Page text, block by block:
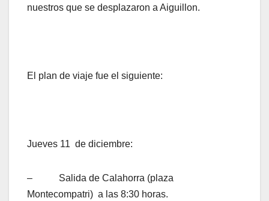
nuestros que se desplazaron a Aiguillon.
El plan de viaje fue el siguiente:
Jueves 11 de diciembre:
– Salida de Calahorra (plaza
Montecompatri) a las 8:30 horas.